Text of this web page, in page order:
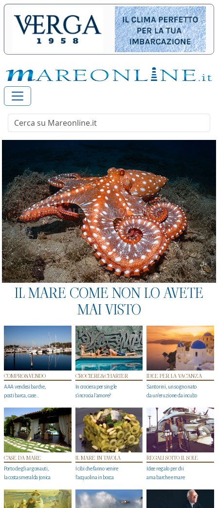
IL MARE COME NON LO AVETE
MAI VISTO
COMPRO&VENDO
AAA vendesi barche,
posti barca, case…
CROCIERE&CHARTER
In crociera per single
s'incrocia l’amore?
IDEE PER LA VACANZA
Santorini, un sogno nato
da un’eruzione da incubo
CASE DA MARE
Porto degli argonauti,
la costa smeralda jonica
IL MARE IN TAVOLA
I cibi che fanno venire
l’acquolina in bocca
REGALI SOTTO IL SOLE
Idee regalo per chi
ama barche e mare